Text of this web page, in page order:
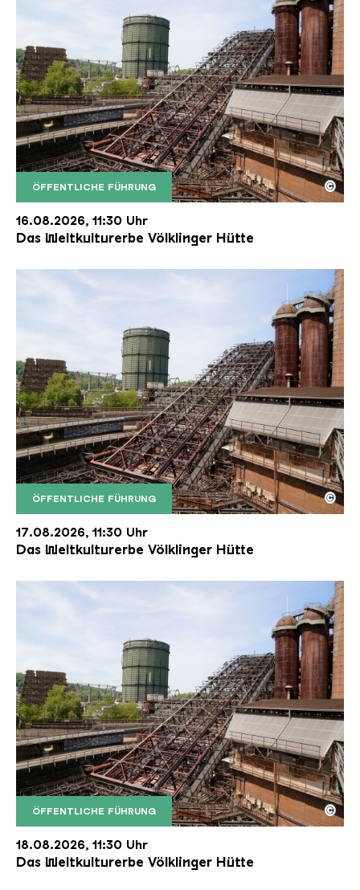
ÖFFENTLICHE FÜHRUNG
Der Erzschrägaufzug der Völklinger Hütte mit
Copyright: Weltkulturerbe Völklinger Hütte | Karl
©
16.08.2026, 11:30 Uhr
Das Weltkulturerbe Völklinger Hütte
ÖFFENTLICHE FÜHRUNG
Der Erzschrägaufzug der Völklinger Hütte mit
Copyright: Weltkulturerbe Völklinger Hütte | Karl
©
17.08.2026, 11:30 Uhr
Das Weltkulturerbe Völklinger Hütte
ÖFFENTLICHE FÜHRUNG
Der Erzschrägaufzug der Völklinger Hütte mit
Copyright: Weltkulturerbe Völklinger Hütte | Karl
©
18.08.2026, 11:30 Uhr
Das Weltkulturerbe Völklinger Hütte